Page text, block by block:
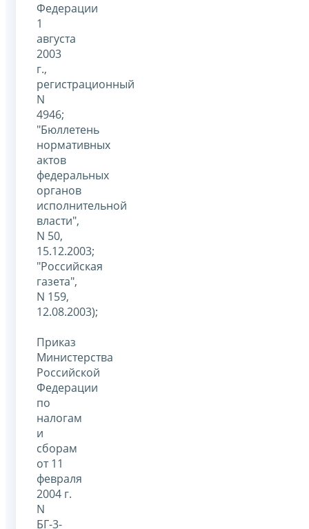
Федерации
1
августа
2003
г.,
регистрационный
N
4946;
"Бюллетень
нормативных
актов
федеральных
органов
исполнительной
власти",
N 50,
15.12.2003;
"Российская
газета",
N 159,
12.08.2003);
Приказ
Министерства
Российской
Федерации
по
налогам
и
сборам
от 11
февраля
2004 г.
N
БГ-3-